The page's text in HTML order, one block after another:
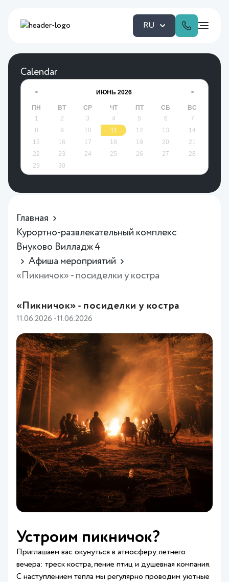
RU
Calendar
< ИЮНЬ 2026 >
ПН ВТ СР ЧТ ПТ СБ
ВС
1
2 3 4 5 6
7
8
9 10 11 12 13
14
15
16 17 18 19 20
21
22
23 24 25 26 27
28
29
30
Главная
Курортно-развлекательный комплекс
Внуково Вилладж 4
Афиша мероприятий
«Пикничок» - посиделки у костра
«Пикничок» - посиделки у костра
11.06.2026 -11.06.2026
Устроим пикничок?
Приглашаем вас окунуться в атмосферу летнего
вечера: треск костра, пение птиц и душевная компания.
С наступлением тепла мы регулярно проводим уютные